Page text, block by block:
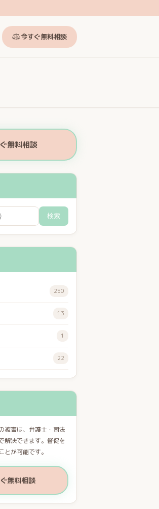
今すぐ無料相談
無料相談
検索
250
13
1
22
被害は、弁護士・司法
解決できます。督促を
とが可能です。
無料相談